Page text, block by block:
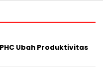
Ubah Produktivitas